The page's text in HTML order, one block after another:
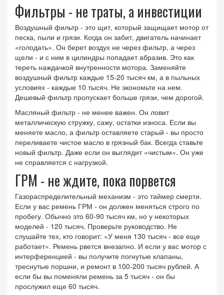
Фильтры - не траты, а инвестиции
Воздушный фильтр - это щит, который защищает мотор от
песка, пыли и грязи. Когда он забит, двигатель начинает
«голодать». Он берет воздух не через фильтр, а через
щели - и с ним в цилиндры попадает абразив. Это как
тереть наждачкой внутренности мотора. Заменяйте
воздушный фильтр каждые 15-20 тысяч км, а в пыльных
условиях - каждые 10 тысяч. Не экономьте на нем.
Дешевый фильтр пропускает больше грязи, чем дорогой.
Масляный фильтр - не менее важен. Он ловит
металлическую стружку, сажу, остатки износа. Если вы
меняете масло, а фильтр оставляете старый - вы просто
переливаете чистое масло в грязный бак. Всегда ставьте
новый фильтр. Даже если он выглядит «чистым». Он уже
не справляется с нагрузкой.
ГРМ - не ждите, пока порвется
Газораспределительный механизм - это таймер смерти.
Если у вас ремень ГРМ - он должен меняться строго по
пробегу. Обычно это 60-90 тысяч км, но у некоторых
моделей - 120 тысяч. Проверьте руководство. Не
слушайте тех, кто говорит: «У меня 130 тысяч - все еще
работает». Ремень рвется внезапно. И если у вас мотор с
интерференцией - вы получите погнутые клапаны,
треснутые поршни, и ремонт в 100-200 тысяч рублей. А
если бы вы поменяли ремень за 5 тысяч - он бы
прослужил еще 60 тысяч.